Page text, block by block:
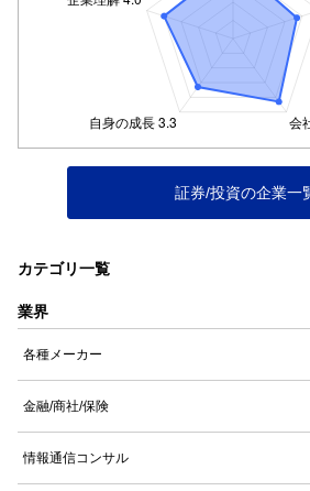
証券/投資の企業一
カテゴリ一覧
業界
各種メーカー
金融/商社/保険
情報通信コンサル